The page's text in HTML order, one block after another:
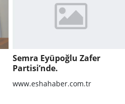
Semra Eyüpoğlu Zafer
Partisi’nde.
www.eshahaber.com.tr